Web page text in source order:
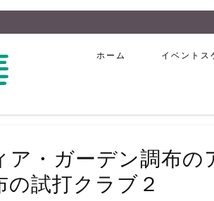
ホーム イベントス
ア・ガーデン調布の
の試打クラブ２